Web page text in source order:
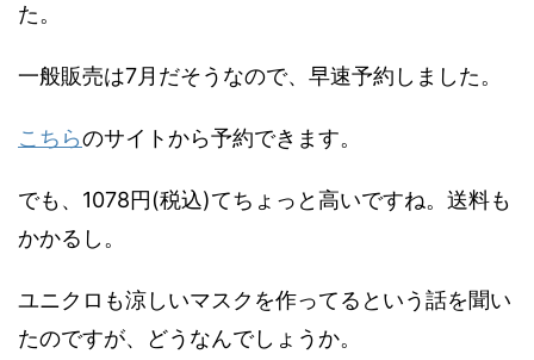
た。
一般販売は7月だそうなので、早速予約しました。
こちらのサイトから予約できます。
でも、1078円(税込)てちょっと高いですね。送料も
かかるし。
ユニクロも涼しいマスクを作ってるという話を聞い
たのですが、どうなんでしょうか。